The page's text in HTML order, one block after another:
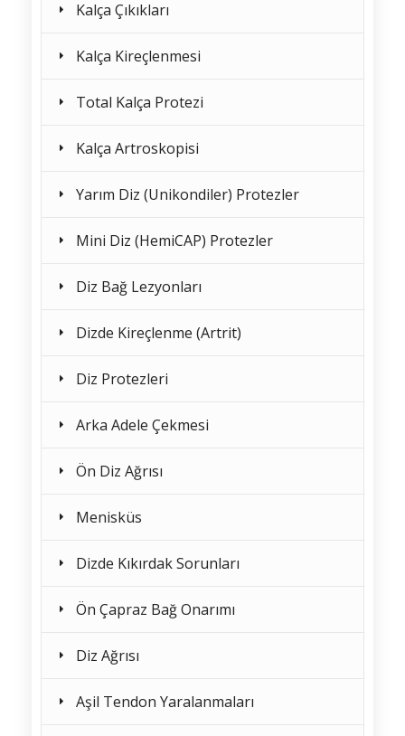
Kalça Çıkıkları
Kalça Kireçlenmesi
Total Kalça Protezi
Kalça Artroskopisi
Yarım Diz (Unikondiler) Protezler
Mini Diz (HemiCAP) Protezler
Diz Bağ Lezyonları
Dizde Kireçlenme (Artrit)
Diz Protezleri
Arka Adele Çekmesi
Ön Diz Ağrısı
Menisküs
Dizde Kıkırdak Sorunları
Ön Çapraz Bağ Onarımı
Diz Ağrısı
Aşil Tendon Yaralanmaları